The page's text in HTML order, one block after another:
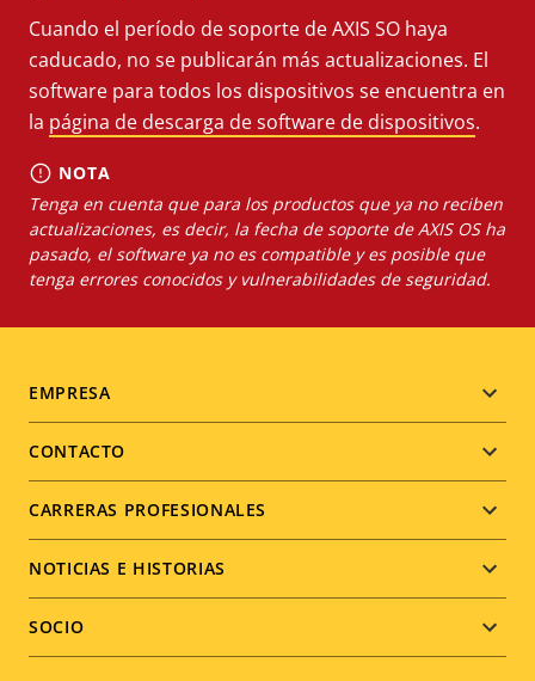
Cuando el período de soporte de AXIS SO haya
caducado, no se publicarán más actualizaciones. El
software para todos los dispositivos se encuentra en
la página de descarga de software de dispositivos.
NOTA
Tenga en cuenta que para los productos que ya no reciben
actualizaciones, es decir, la fecha de soporte de AXIS OS ha
pasado, el software ya no es compatible y es posible que
tenga errores conocidos y vulnerabilidades de seguridad.
Footer
menu
EMPRESA
CONTACTO
CARRERAS PROFESIONALES
NOTICIAS E HISTORIAS
SOCIO